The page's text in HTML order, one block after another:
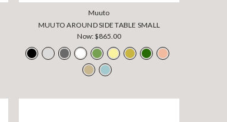
Muuto
MUUTO AROUND SIDE TABLE SMALL
Now:$865.00